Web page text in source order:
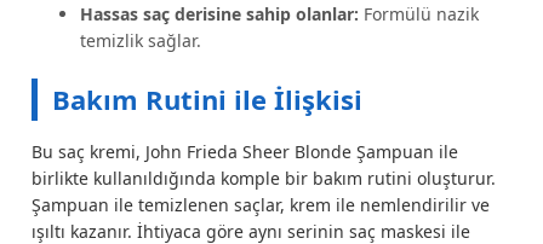
Hassas saç derisine sahip olanlar: Formülü nazik
temizlik sağlar.
Bakım Rutini ile İlişkisi
Bu saç kremi, John Frieda Sheer Blonde Şampuan ile
birlikte kullanıldığında komple bir bakım rutini oluşturur.
Şampuan ile temizlenen saçlar, krem ile nemlendirilir ve
ışıltı kazanır. İhtiyaca göre aynı serinin saç maskesi ile